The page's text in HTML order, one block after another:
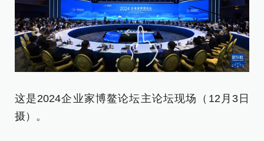
这是2024企业家博鳌论坛主论坛现场（12月3日
摄）。